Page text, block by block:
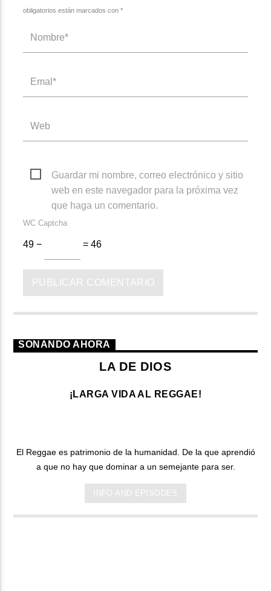
obligatorios están marcados con *
Guardar mi nombre, correo electrónico y sitio
web en este navegador para la próxima vez
que haga un comentario.
WC Captcha
49 − = 46
SONANDO AHORA
LA DE DIOS
¡LARGA VIDA AL REGGAE!
El Reggae es patrimonio de la humanidad. De la que aprendió
a que no hay que dominar a un semejante para ser.
INFO AND EPISODES